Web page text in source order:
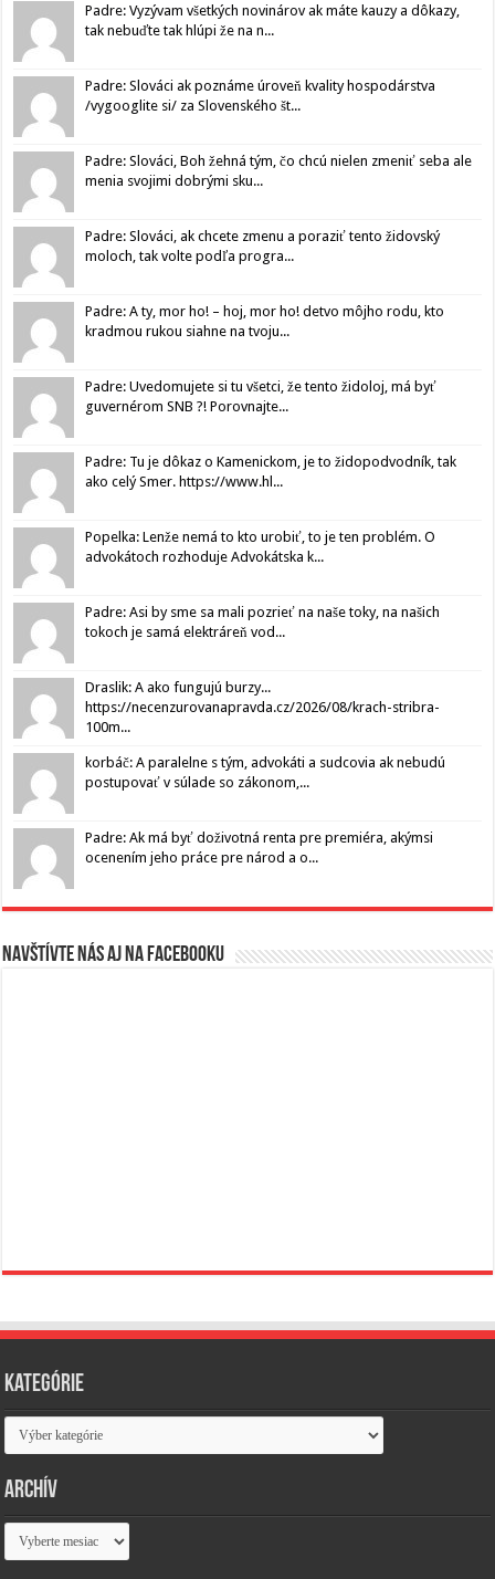
Padre: Vyzývam všetkých novinárov ak máte kauzy a dôkazy,
tak nebuďte tak hlúpi že na n...
Padre: Slováci ak poznáme úroveň kvality hospodárstva
/vygooglite si/ za Slovenského št...
Padre: Slováci, Boh žehná tým, čo chcú nielen zmeniť seba ale
menia svojimi dobrými sku...
Padre: Slováci, ak chcete zmenu a poraziť tento židovský
moloch, tak volte podľa progra...
Padre: A ty, mor ho! – hoj, mor ho! detvo môjho rodu, kto
kradmou rukou siahne na tvoju...
Padre: Uvedomujete si tu všetci, že tento židoloj, má byť
guvernérom SNB ?! Porovnajte...
Padre: Tu je dôkaz o Kamenickom, je to židopodvodník, tak
ako celý Smer. https://www.hl...
Popelka: Lenže nemá to kto urobiť, to je ten problém. O
advokátoch rozhoduje Advokátska k...
Padre: Asi by sme sa mali pozrieť na naše toky, na našich
tokoch je samá elektráreň vod...
Draslik: A ako fungujú burzy...
https://necenzurovanapravda.cz/2026/08/krach-stribra-
100m...
korbáč: A paralelne s tým, advokáti a sudcovia ak nebudú
postupovať v súlade so zákonom,...
Padre: Ak má byť doživotná renta pre premiéra, akýmsi
ocenením jeho práce pre národ a o...
Navštívte nás aj na Facebooku
Kategórie
Kategórie
Archív
Archív